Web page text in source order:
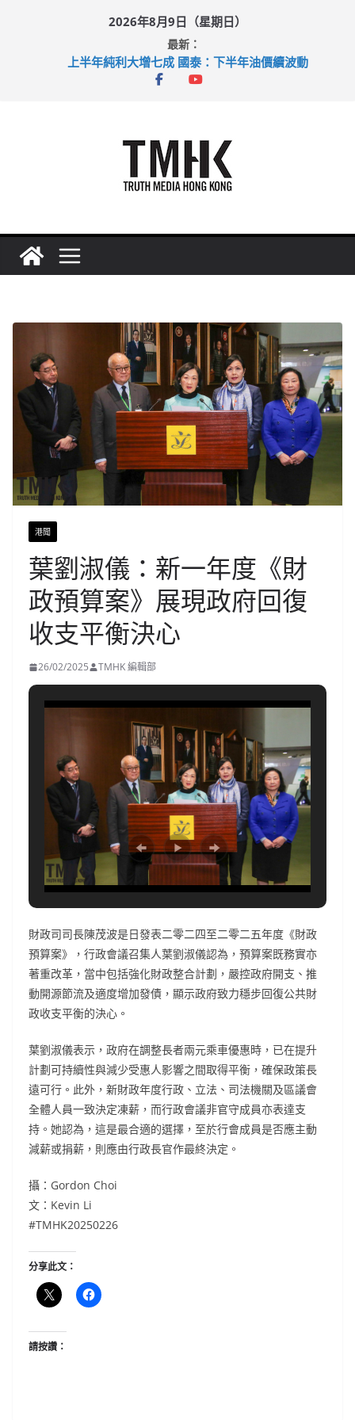
2026年8月9日（星期日）
最新：
上半年純利大增七成 國泰：下半年油價續波動
拜仁熱身賽挫維拉 啟德主場館奪錦標
港聞
葉劉淑儀：新一年度《財
政預算案》展現政府回復
收支平衡決心
26/02/2025 TMHK 編輯部
財政司司長陳茂波是日發表二零二四至二零二五年度《財政
預算案》，行政會議召集人葉劉淑儀認為，預算案既務實亦
著重改革，當中包括強化財政整合計劃，嚴控政府開支、推
動開源節流及適度增加發債，顯示政府致力穩步回復公共財
政收支平衡的決心。
葉劉淑儀表示，政府在調整長者兩元乘車優惠時，已在提升
計劃可持續性與減少受惠人影響之間取得平衡，確保政策長
遠可行。此外，新財政年度行政、立法、司法機關及區議會
全體人員一致決定凍薪，而行政會議非官守成員亦表達支
持。她認為，這是最合適的選擇，至於行會成員是否應主動
減薪或捐薪，則應由行政長官作最終決定。
攝：Gordon Choi
文：Kevin Li
#TMHK20250226
分享此文：
請按讚：